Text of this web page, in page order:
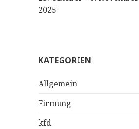
2025
KATEGORIEN
Allgemein
Firmung
kfd